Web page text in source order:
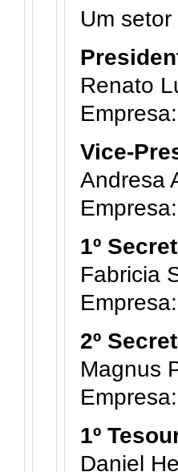
Um
Renato
Vice-
Andresa
1º
Fabricia
2º
Magnus
1º
Daniel